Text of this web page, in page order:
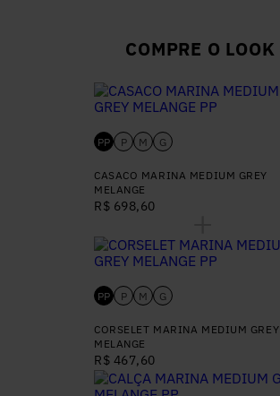
COMPRE O LOOK
PP P M G
CASACO MARINA MEDIUM GREY
MELANGE
R$ 698,60
PP P M G
CORSELET MARINA MEDIUM GREY
MELANGE
R$ 467,60